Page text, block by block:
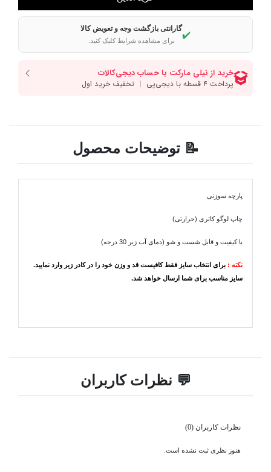
✔️
گارانتی بازگشت وجه و تعویض کالا
برای مشاهده شرایط کلیک کنید.
📝 توضیحات محصول
پارچه سوزنی
چاپ لوگو کاتری (حرارتی)
با کیفیت و قابل شست و شو (دمای آب زیر 30 درجه)
نکته : برای انتخاب سایز فقط کافیست قد و وزن خود را در کادر زیر وارد نمایید.
سایز مناسب برای شما ارسال خواهد شد.
💬 نظرات کاربران
نظرات کاربران (0)
هنوز نظری ثبت نشده است.